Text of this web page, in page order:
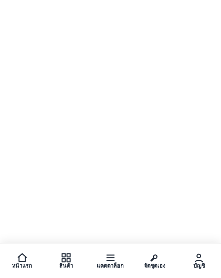
หน้าแรก สินค้า แคตตาล็อก จัดชุดเอง บัญชี